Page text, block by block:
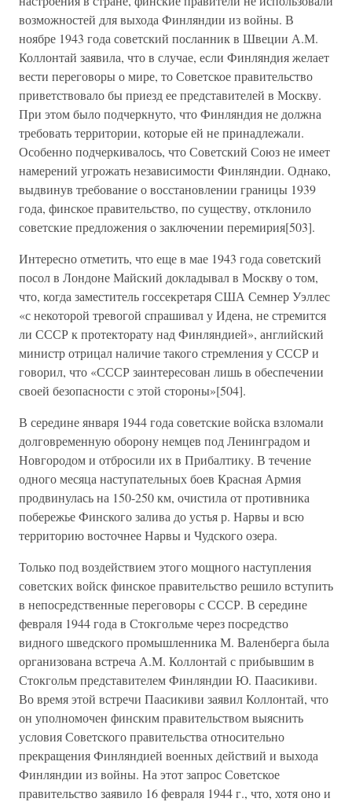
возможностей для выхода Финляндии из войны. В
ноябре 1943 года советский посланник в Швеции А.М.
Коллонтай заявила, что в случае, если Финляндия желает
вести переговоры о мире, то Советское правительство
приветствовало бы приезд ее представителей в Москву.
При этом было подчеркнуто, что Финляндия не должна
требовать территории, которые ей не принадлежали.
Особенно подчеркивалось, что Советский Союз не имеет
намерений угрожать независимости Финляндии. Однако,
выдвинув требование о восстановлении границы 1939
года, финское правительство, по существу, отклонило
советские предложения о заключении перемирия[503].
Интересно отметить, что еще в мае 1943 года советский
посол в Лондоне Майский докладывал в Москву о том,
что, когда заместитель госсекретаря США Семнер Уэллес
«с некоторой тревогой спрашивал у Идена, не стремится
ли СССР к протекторату над Финляндией», английский
министр отрицал наличие такого стремления у СССР и
говорил, что «СССР заинтересован лишь в обеспечении
своей безопасности с этой стороны»[504].
В середине января 1944 года советские войска взломали
долговременную оборону немцев под Ленинградом и
Новгородом и отбросили их в Прибалтику. В течение
одного месяца наступательных боев Красная Армия
продвинулась на 150-250 км, очистила от противника
побережье Финского залива до устья р. Нарвы и всю
территорию восточнее Нарвы и Чудского озера.
Только под воздействием этого мощного наступления
советских войск финское правительство решило вступить
в непосредственные переговоры с СССР. В середине
февраля 1944 года в Стокгольме через посредство
видного шведского промышленника М. Валенберга была
организована встреча А.М. Коллонтай с прибывшим в
Стокгольм представителем Финляндии Ю. Паасикиви.
Во время этой встречи Паасикиви заявил Коллонтай, что
он уполномочен финским правительством выяснить
условия Советского правительства относительно
прекращения Финляндией военных действий и выхода
Финляндии из войны. На этот запрос Советское
правительство заявило 16 февраля 1944 г., что, хотя оно и